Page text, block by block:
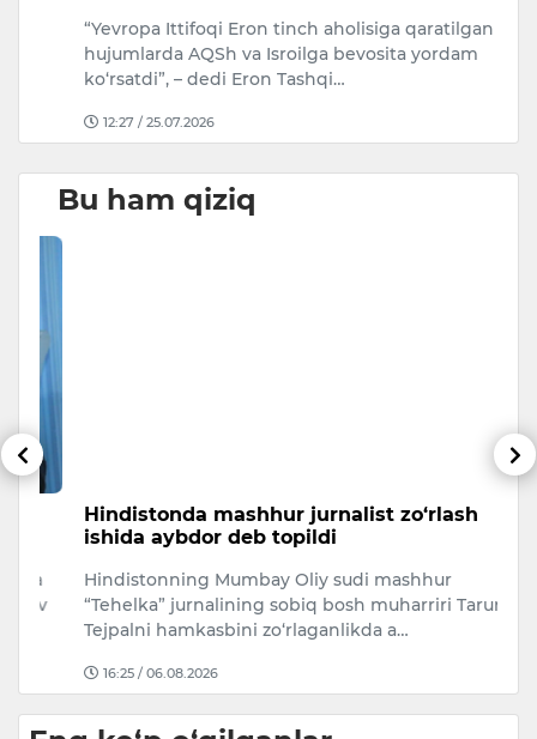
“Yevropa Ittifoqi Eron tinch aholisiga qaratilgan
hujumlarda AQSh va Isroilga bevosita yordam
ko‘rsatdi”, – dedi Eron Tashqi…
12:27 / 25.07.2026
Bu ham qiziq
Hindistonda mashhur jurnalist zo‘rlash
ishida aybdor deb topildi
Hindistonning Mumbay Oliy sudi mashhur
“Tehelka” jurnalining sobiq bosh muharriri Tarun
Tejpalni hamkasbini zo‘rlaganlikda a…
16:25 / 06.08.2026